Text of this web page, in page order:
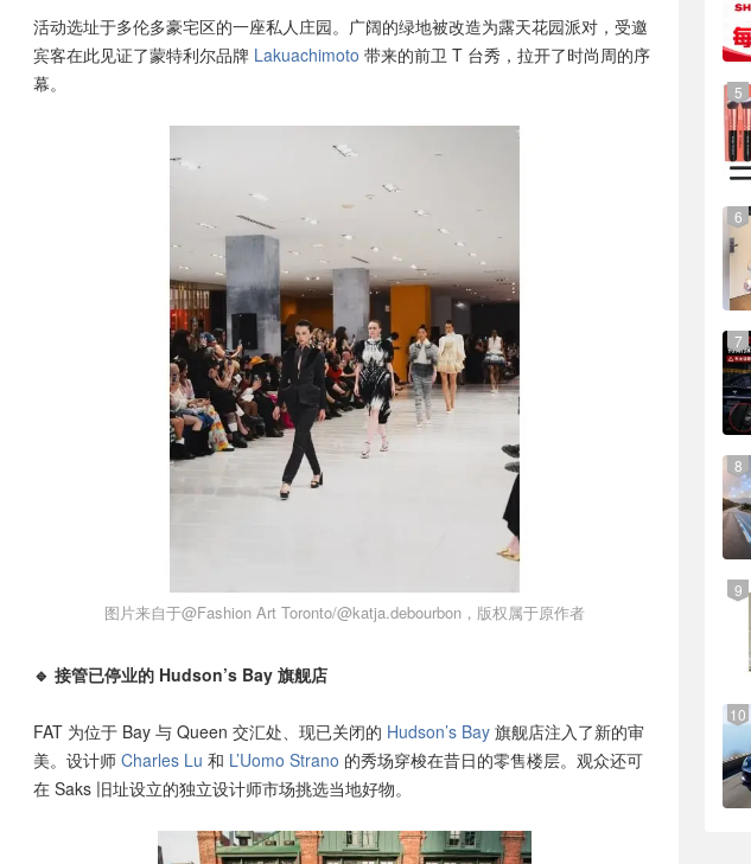
活动选址于多伦多豪宅区的一座私人庄园。广阔的绿地被改造为露天花园派对，受邀
宾客在此见证了蒙特利尔品牌 Lakuachimoto 带来的前卫 T 台秀，拉开了时尚周的序
幕。
图片来自于@Fashion Art Toronto/@katja.debourbon，版权属于原作者
🔹 接管已停业的 Hudson’s Bay 旗舰店
FAT 为位于 Bay 与 Queen 交汇处、现已关闭的 Hudson’s Bay 旗舰店注入了新的审
美。设计师 Charles Lu 和 L’Uomo Strano 的秀场穿梭在昔日的零售楼层。观众还可
在 Saks 旧址设立的独立设计师市场挑选当地好物。